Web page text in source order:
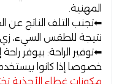
المهنية.
⬅تجنب التلف الناتج
نتيجة للطقس السيء، زي
⬅توفير الراحة: بيوفر راحة
خصوصا إذا كانوا
مكونات غطاء الأحذية